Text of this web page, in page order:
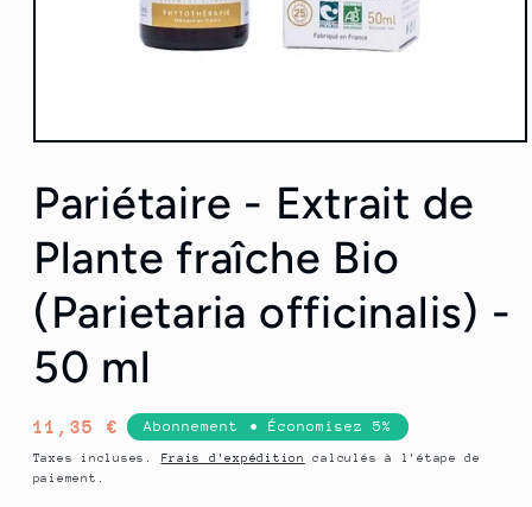
Ouvrir
média
1
dans
une
fenêtre
modale
Pariétaire - Extrait de
Plante fraîche Bio
(Parietaria officinalis) -
50 ml
Prix
habituel
11,35 € Abonnement • Économisez 5%
Taxes incluses. Frais d'expédition
calculés à l'étape de
paiement.